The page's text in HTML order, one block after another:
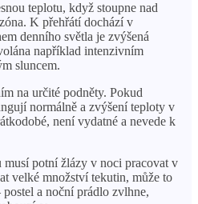
teplotu, když stoupne nad
K přehřátí dochází v
denního světla je zvýšená
například intenzivním
sluncem.
na určité podněty. Pokud
normálně a zvýšení teploty v
není vydatné a nevede k
potní žlázy v noci pracovat v
velké množství tekutin, může to
a noční prádlo zvlhne,